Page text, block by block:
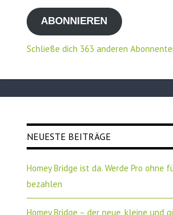
Mail-
AdresseABONNIEREN
Schließe dich 363 anderen
NEUESTE BEITRÄGE
Homey Bridge ist da. Werde Pro ohne
bezahlen
Homey Bridge – der neue, kleine und